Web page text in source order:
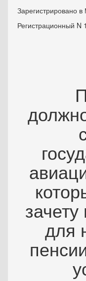
Зарегистрировано
Регистрационный N
для